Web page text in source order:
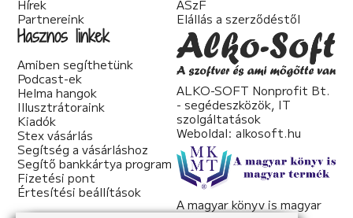
Hírek
Partnereink
ÁSzF
Elállás a szerződéstől
Hasznos linkek
Amiben segíthetünk
Podcast-ek
Helma hangok
Illusztrátoraink
Kiadók
Stex vásárlás
Segítség a vásárláshoz
Segítő bankkártya program
Fizetési pont
Értesítési beállítások
ALKO-SOFT Nonprofit Bt.
- segédeszközök, IT
szolgáltatások
Weboldal: alkosoft.hu
A magyar könyv is magyar